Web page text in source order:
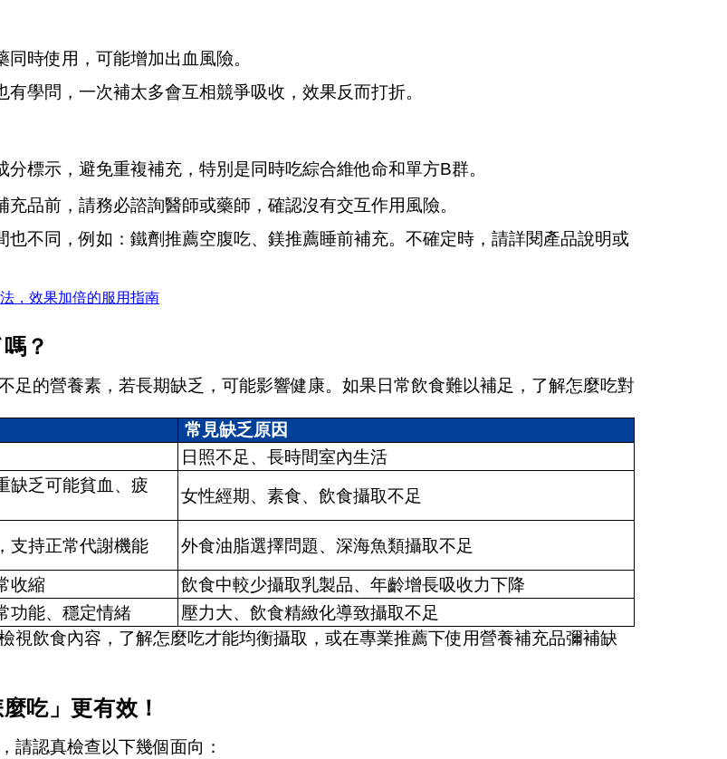
時使用，可能增加出血風險。
有學問，一次補太多會互相競爭吸收，效果反而打折。
分標示，避免重複補充，特別是同時吃綜合維他命和單方B群。
充品前，請務必諮詢醫師或藥師，確認沒有交互作用風險。
也不同，例如：鐵劑推薦空腹吃、鎂推薦睡前補充。不確定時，請詳閱產品說明或
，效果加倍的服用指南
？
足的營養素，若長期缺乏，可能影響健康。如果日常飲食難以補足，了解怎麼吃對
常見缺乏原因
日照不足、長時間室內生活
缺乏可能貧血、疲
女性經期、素食、飲食攝取不足
支持正常代謝機能 外食油脂選擇問題、深海魚類攝取不足
收縮
飲食中較少攝取乳製品、年齡增長吸收力下降
功能、穩定情緒
壓力大、飲食精緻化導致攝取不足
視飲食內容，了解怎麼吃才能均衡攝取，或在專業推薦下使用營養補充品彌補缺
吃」更有效！
請認真檢查以下幾個面向：